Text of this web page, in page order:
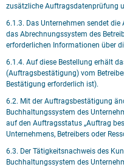
zusätzliche Auftragsdatenprüfung
6.1.3. Das Unternehmen sendet die
das Abrechnungssystem des
erforderlichen Informationen über
6.1.4. Auf diese Bestellung erhält
(Auftragsbestätigung) vom
Bestätigung erforderlich ist).
6.2. Mit der Auftragsbestätigung
Buchhaltungssystem des
auf den Auftragsstatus „Auftrag
Unternehmens, Betreibers oder
6.3. Der Tätigkeitsnachweis des
Buchhaltungssystem des